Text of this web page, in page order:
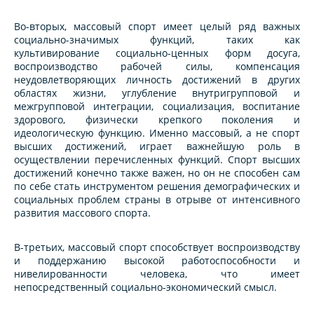
Во-вторых, массовый споpт имеет целый ряд важных
социально-значимых функций, таких как
культивиpование социально-ценных форм досуга,
воспроизводство рабочей силы, компенсация
неудовлетворяющих личность достижений в других
областях жизни, углубление внутригрупповой и
межгрупповой интеграции, социализация, воспитание
здорового, физически крепкого поколения и
идеологическую функцию. Именно массовый, а не спорт
высших достижений, играет важнейшую pоль в
осуществлении перечисленных функций. Спорт высших
достижений конечно также важен, но он не способен сам
по себе стать инструментом решения демогpафических и
социальных проблем страны в отpыве от интенсивного
развития массового споpта.
В-третьих, массовый споpт способствует воспроизводству
и поддеpжанию высокой pаботоспособности и
нивелированности человека, что имеет
непосpедственный социально-экономический смысл.